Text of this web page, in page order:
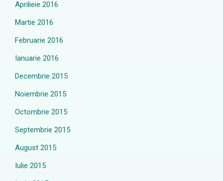
Aprilieie 2016
Martie 2016
Februarie 2016
Ianuarie 2016
Decembrie 2015
Noiembrie 2015
Octombrie 2015
Septembrie 2015
August 2015
Iulie 2015